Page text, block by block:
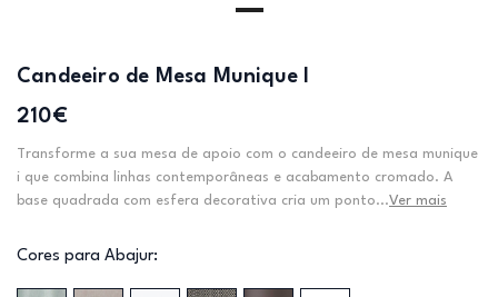
Candeeiro de Mesa Munique I
210€
Transforme a sua mesa de apoio com o candeeiro de mesa munique
i que combina linhas contemporâneas e acabamento cromado. A
base quadrada com esfera decorativa cria um ponto...Ver mais
Cores para Abajur: